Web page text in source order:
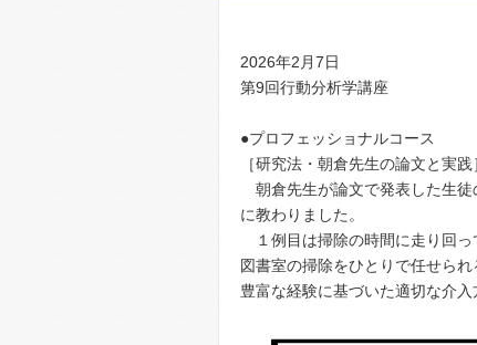
2026年2月7日
第9回行動分析学講座
●プロフェッショナルコース
［研究法・朝倉先生の論文と実践
朝倉先生が論文で発表した生徒
に教わりました。
１例目は掃除の時間に走り回っ
図書室の掃除をひとりで任せられ
豊富な経験に基づいた適切な介入